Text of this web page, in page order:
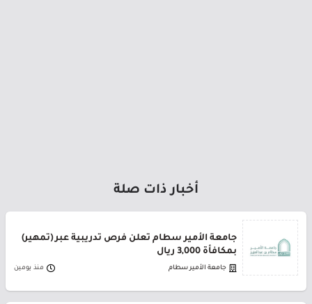
أخبار ذات صلة
جامعة الأمير سطام تعلن فرص تدريبية عبر (تمهير)
بمكافأة 3,000 ريال
جامعة الأمير سطام منذ يومين